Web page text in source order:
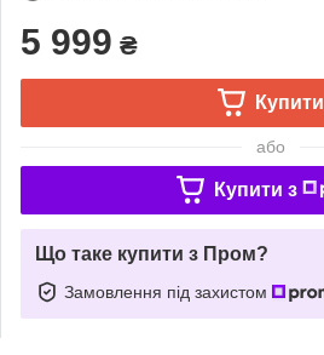
5 999 ₴
Купити
або
Купити з
Що таке купити з Пром?
Замовлення під захистом